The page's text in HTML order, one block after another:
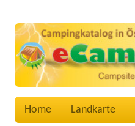
Home Landkarte